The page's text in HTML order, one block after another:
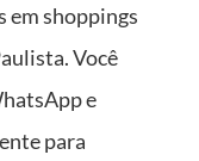
em shoppings
Você
e
para